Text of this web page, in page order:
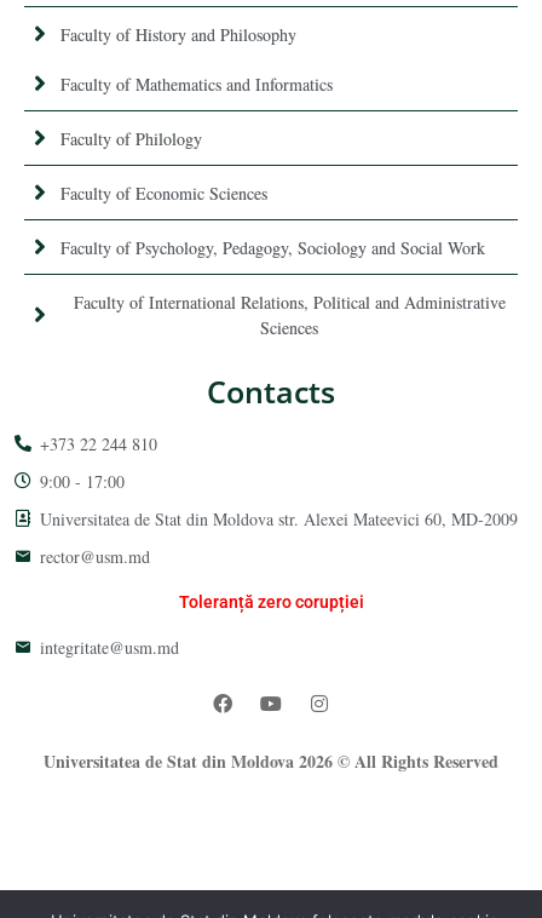
Faculty of History and Philosophy
Faculty of Mathematics and Informatics
Faculty of Philology
Faculty of Economic Sciences
Faculty of Psychology, Pedagogy, Sociology and Social Work
Faculty of International Relations, Political and Administrative
Sciences
Contacts
+373 22 244 810
9:00 - 17:00
Universitatea de Stat din Moldova str. Alexei Mateevici 60, MD-2009
rector@usm.md
Toleranță zero corupției
integritate@usm.md
Universitatea de Stat din Moldova 2026 © All Rights Reserved